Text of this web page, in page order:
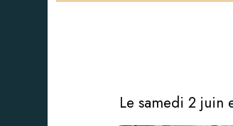
Le samedi 2 juin